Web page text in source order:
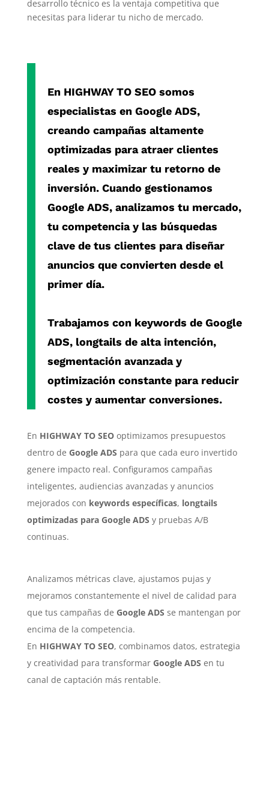
desarrollo técnico es la ventaja competitiva que
necesitas para liderar tu nicho de mercado.
En HIGHWAY TO SEOsomos
especialistas en Google ADS,
creando campañas altamente
optimizadas para atraer clientes
reales y maximizar tu retorno de
inversión. Cuando gestionamos
Google ADS, analizamos tu mercado,
tu competencia y las búsquedas
clave de tus clientes para diseñar
anuncios que convierten desde el
primer día.
Trabajamos con keywords de Google
ADS, longtails de alta intención,
segmentación avanzada y
optimización constante para reducir
costes y aumentar conversiones.
En HIGHWAY TO SEOoptimizamos presupuestos
dentro de Google ADS para que cada euro invertido
genere impacto real. Configuramos campañas
inteligentes, audiencias avanzadas y anuncios
mejorados con keywords específicas, longtails
optimizadas para Google ADS y pruebas A/B
continuas.
Analizamos métricas clave, ajustamos pujas y
mejoramos constantemente el nivel de calidad para
que tus campañas de Google ADS se mantengan por
encima de la competencia.
En HIGHWAY TO SEO, combinamos datos, estrategia
y creatividad para transformar Google ADS en tu
canal de captación más rentable.